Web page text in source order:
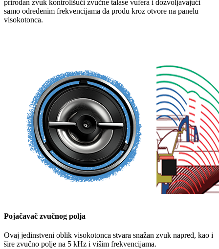
prirodan zvuk kontrolišući zvučne talase vufera i dozvoljavajući
samo određenim frekvencijama da prođu kroz otvore na panelu
visokotonca.
Pojačavač zvučnog polja
Ovaj jedinstveni oblik visokotonca stvara snažan zvuk napred, kao i
šire zvučno polje na 5 kHz i višim frekvencijama.